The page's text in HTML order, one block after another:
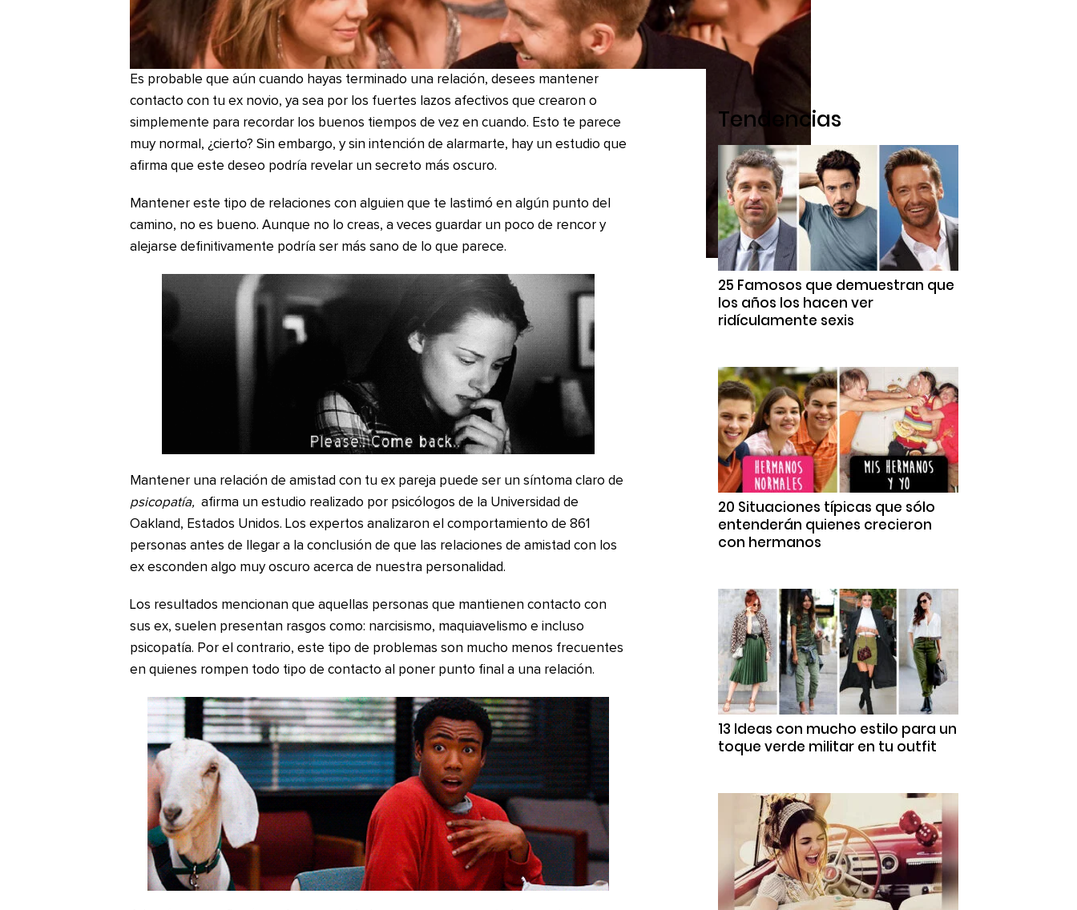
Es probable que aún cuando hayas terminado una relación, desees mantener
contacto con tu ex novio, ya sea por los fuertes lazos afectivos que crearon o
simplemente para recordar los buenos tiempos de vez en cuando. Esto te parece
muy normal, ¿cierto? Sin embargo, y sin intención de alarmarte, hay un estudio que
afirma que este deseo podría revelar un secreto más oscuro.
Mantener este tipo de relaciones con alguien que te lastimó en algún punto del
camino, no es bueno. Aunque no lo creas, a veces guardar un poco de rencor y
alejarse definitivamente podría ser más sano de lo que parece.
Mantener una relación de amistad con tu ex pareja puede ser un síntoma claro de
psicopatía, afirma un estudio realizado por psicólogos de la Universidad de
Oakland, Estados Unidos. Los expertos analizaron el comportamiento de 861
personas antes de llegar a la conclusión de que las relaciones de amistad con los
ex esconden algo muy oscuro acerca de nuestra personalidad.
Los resultados mencionan que aquellas personas que mantienen contacto con
sus ex, suelen presentan rasgos como: narcisismo, maquiavelismo e incluso
psicopatía. Por el contrario, este tipo de problemas son mucho menos frecuentes
en quienes rompen todo tipo de contacto al poner punto final a una relación.
Tendencias
25 Famosos que demuestran que
los años los hacen ver
ridículamente sexis
20 Situaciones típicas que sólo
entenderán quienes crecieron
con hermanos
13 Ideas con mucho estilo para un
toque verde militar en tu outfit